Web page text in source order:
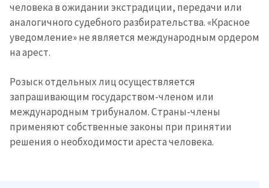
человека в ожидании экстрадиции, передачи или
аналогичного судебного разбирательства. «Красное
уведомление» не является международным ордером
на арест.
Розыск отдельных лиц осуществляется
запрашивающим государством-членом или
международным трибуналом. Страны-члены
применяют собственные законы при принятии
решения о необходимости ареста человека.